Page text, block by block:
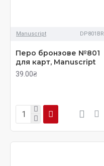
Manuscript DP801BR
Перо бронзове №801
для карт, Manuscript
39.00₴